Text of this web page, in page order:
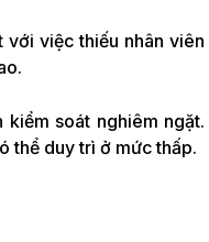
với việc thiếu nhân viên
soát nghiêm ngặt.
thể duy trì ở mức thấp.